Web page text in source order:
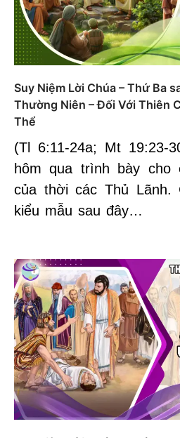
Suy Niệm Lời Chúa – Thứ Ba
Thường Niên – Đối Với Thiên
Thể
(Tl 6:11-24a; Mt 19:23-
hôm qua trình bày cho
của thời các Thủ Lãnh.
kiểu mẫu sau đây…